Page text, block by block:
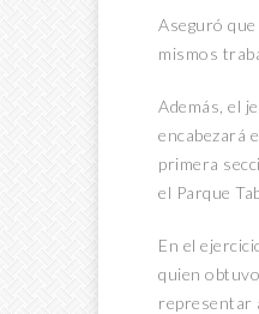
Aseguró
mismos
Además, el
encabezará
primera
el Parque
En el
quien
representar